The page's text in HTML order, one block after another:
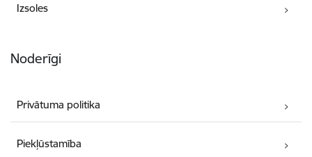
Izsoles
Noderīgi
Privātuma politika
Piekļūstamība